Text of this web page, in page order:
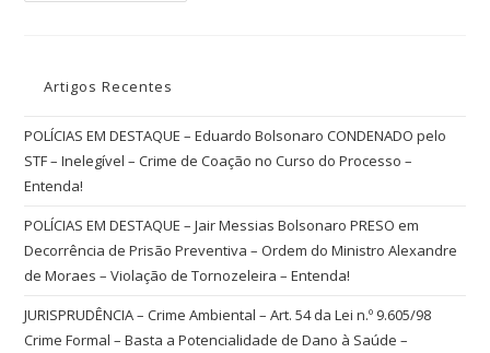
Artigos Recentes
POLÍCIAS EM DESTAQUE – Eduardo Bolsonaro CONDENADO pelo
STF – Inelegível – Crime de Coação no Curso do Processo –
Entenda!
POLÍCIAS EM DESTAQUE – Jair Messias Bolsonaro PRESO em
Decorrência de Prisão Preventiva – Ordem do Ministro Alexandre
de Moraes – Violação de Tornozeleira – Entenda!
JURISPRUDÊNCIA – Crime Ambiental – Art. 54 da Lei n.º 9.605/98
Crime Formal – Basta a Potencialidade de Dano à Saúde –